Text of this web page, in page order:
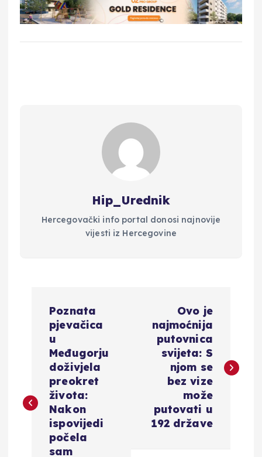
Hip_Urednik
Hercegovački info portal donosi najnovije
vijesti iz Hercegovine
g
Poznata
pjevačica
u
Međugorju
doživjela
preokret
života:
Nakon
ispovijedi
počela
sam
Ovo je
najmoćnija
putovnica
svijeta: S
njom se
bez vize
može
putovati u
192 države